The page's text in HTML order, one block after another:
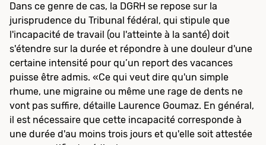
Dans ce genre de cas, la DGRH se repose sur la
jurisprudence du Tribunal fédéral, qui stipule que
l'incapacité de travail (ou l'atteinte à la santé) doit
s'étendre sur la durée et répondre à une douleur d'une
certaine intensité pour qu’un report des vacances
puisse être admis. «Ce qui veut dire qu'un simple
rhume, une migraine ou même une rage de dents ne
vont pas suffire, détaille Laurence Goumaz. En général,
il est nécessaire que cette incapacité corresponde à
une durée d'au moins trois jours et qu'elle soit attestée